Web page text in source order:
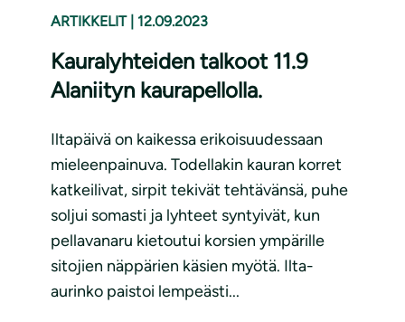
ARTIKKELIT 12.09.2023
Kauralyhteiden talkoot 11.9
Alaniityn kaurapellolla.
Iltapäivä on kaikessa erikoisuudessaan
mieleenpainuva. Todellakin kauran korret
katkeilivat, sirpit tekivät tehtävänsä, puhe
soljui somasti ja lyhteet syntyivät, kun
pellavanaru kietoutui korsien ympärille
sitojien näppärien käsien myötä. Ilta-
aurinko paistoi lempeästi...